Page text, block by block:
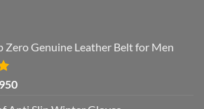
Zero Genuine Leather Belt for Men
950Current